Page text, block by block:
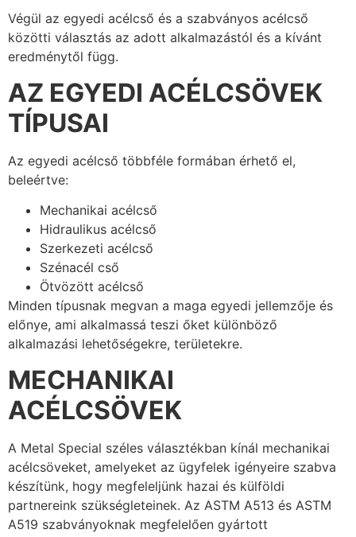
Végül az egyedi acélcső és a szabványos acélcső
közötti választás az adott alkalmazástól és a kívánt
eredménytől függ.
AZ EGYEDI ACÉLCSÖVEK
TÍPUSAI
Az egyedi acélcső többféle formában érhető el,
beleértve:
Mechanikai acélcső
Hidraulikus acélcső
Szerkezeti acélcső
Szénacél cső
Ötvözött acélcső
Minden típusnak megvan a maga egyedi jellemzője és
előnye, ami alkalmassá teszi őket különböző
alkalmazási lehetőségekre, területekre.
MECHANIKAI
ACÉLCSÖVEK
A Metal Special széles választékban kínál mechanikai
acélcsöveket, amelyeket az ügyfelek igényeire szabva
készítünk, hogy megfeleljünk hazai és külföldi
partnereink szükségleteinek. Az ASTM A513 és ASTM
A519 szabványoknak megfelelően gyártott